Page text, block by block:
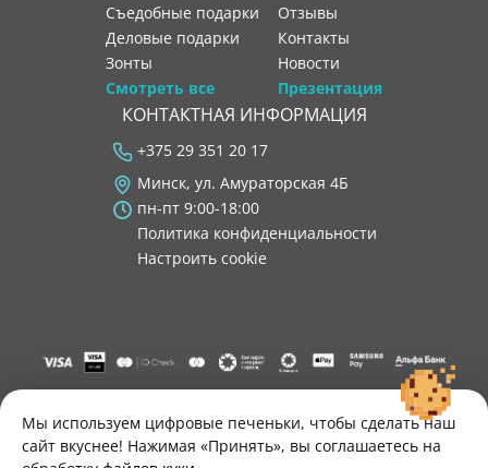
Съедобные подарки
Деловые подарки
Зонты
Смотреть все
отзывы
контакты
новости
Презентация
КОНТАКТНАЯ ИНФОРМАЦИЯ
+375 29 351 20 17
Минск, ул. Амураторская 4Б
пн-пт 9:00-18:00
Политика конфиденциальности
Настроить cookie
"ООО "Лигатура", УНП 193602931, Республика Беларусь, 220004,
г. Минск, ул. Амураторская, 4Б, цокольный этаж, помещение 3.
Р/с BY34 ALFA 3012 2B24 8200 1027 0000"
Свидетельство о государственной регистрации №193602931
Мы используем цифровые печеньки, чтобы сделать наш
сайт вкуснее! Нажимая «Принять», вы соглашаетесь на